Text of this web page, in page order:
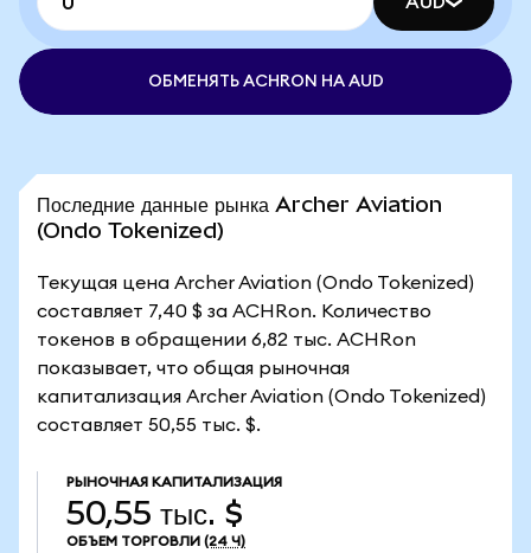
ОБМЕНЯТЬ ACHRON НА AUD
Последние данные рынка Archer Aviation
(Ondo Tokenized)
Текущая цена Archer Aviation (Ondo Tokenized)
составляет 7,40 $ за ACHRon. Количество
токенов в обращении 6,82 тыс. ACHRon
показывает, что общая рыночная
капитализация Archer Aviation (Ondo Tokenized)
составляет 50,55 тыс. $.
РЫНОЧНАЯ КАПИТАЛИЗАЦИЯ
50,55 тыс. $
ОБЪЕМ ТОРГОВЛИ (24 Ч)